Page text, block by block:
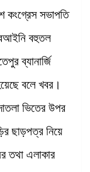
কংগ্রেস সভাপতি
বহুতল
ব্যানার্জি
বলে খবর।
ভিতের উপর
ছাড়পত্র নিয়ে
তথা এলাকার